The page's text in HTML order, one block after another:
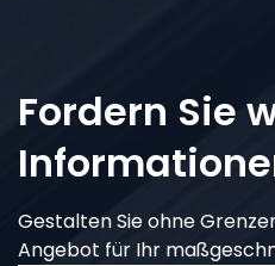
Fordern Sie
Gestalten Sie ohne
Angebot für Ihr